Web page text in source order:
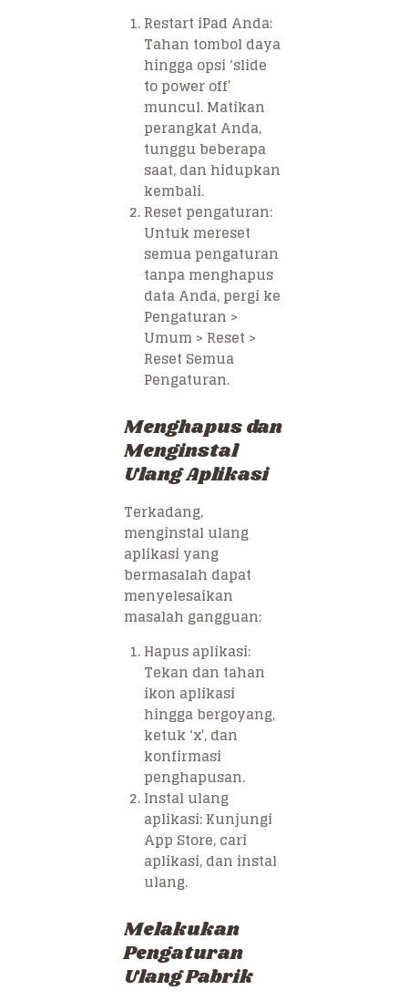
Restart iPad Anda:
Tahan tombol daya
hingga opsi ‘slide
to power off’
muncul. Matikan
perangkat Anda,
tunggu beberapa
saat, dan hidupkan
kembali.
Reset pengaturan:
Untuk mereset
semua pengaturan
tanpa menghapus
data Anda, pergi ke
Pengaturan >
Umum > Reset >
Reset Semua
Pengaturan.
Menghapus dan
Menginstal
Ulang Aplikasi
Terkadang,
menginstal ulang
aplikasi yang
bermasalah dapat
menyelesaikan
masalah gangguan:
Hapus aplikasi:
Tekan dan tahan
ikon aplikasi
hingga bergoyang,
ketuk ‘x’, dan
konfirmasi
penghapusan.
Instal ulang
aplikasi: Kunjungi
App Store, cari
aplikasi, dan instal
ulang.
Melakukan
Pengaturan
Ulang Pabrik